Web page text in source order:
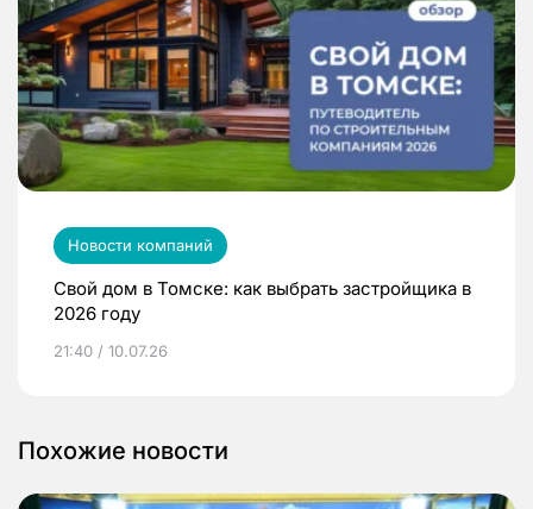
Новости компаний
Свой дом в Томске: как выбрать застройщика в
2026 году
21:40 / 10.07.26
Похожие новости